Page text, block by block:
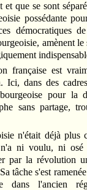
et que se sont
possédante
démocratiques
amènent
française est
Ici, dans des
pour la
sans partage,
n'était déjà plus
ni voulu, ni osé
par la révolution
tâche s'est
dans l'ancien